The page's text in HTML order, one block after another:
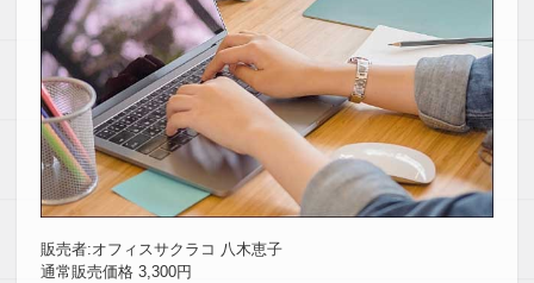
販売者:オフィスサクラコ 八木恵子
通常販売価格 3,300円